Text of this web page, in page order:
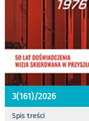
3(161)/2026
Spis treści